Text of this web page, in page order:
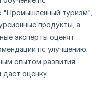
"Промышленный туризм",
продукты, а
эксперты оценят
по улучшению.
опытом развития
даст оценку